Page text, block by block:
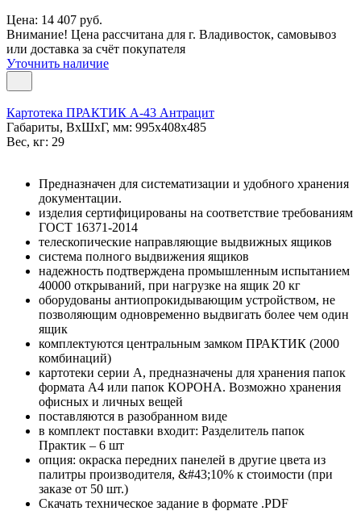
Цена: 14 407 руб.
Внимание! Цена рассчитана для г. Владивосток, самовывоз
или доставка за счёт покупателя
Уточнить наличие
Картотека ПРАКТИК А-43 Антрацит
Габариты, ВxШxГ, мм: 995x408x485
Вес, кг: 29
Предназначен для систематизации и удобного хранения
документации.
изделия сертифицированы на соответствие требованиям
ГОСТ 16371-2014
телескопические направляющие выдвижных ящиков
система полного выдвижения ящиков
надежность подтверждена промышленным испытанием
40000 открываний, при нагрузке на ящик 20 кг
оборудованы антиопрокидывающим устройством, не
позволяющим одновременно выдвигать более чем один
ящик
комплектуются центральным замком ПРАКТИК (2000
комбинаций)
картотеки серии А, предназначены для хранения папок
формата А4 или папок КОРОНА. Возможно хранения
офисных и личных вещей
поставляются в разобранном виде
в комплект поставки входит: Разделитель папок
Практик – 6 шт
опция: окраска передних панелей в другие цвета из
палитры производителя, &#43;10% к стоимости (при
заказе от 50 шт.)
Скачать техническое задание в формате .PDF